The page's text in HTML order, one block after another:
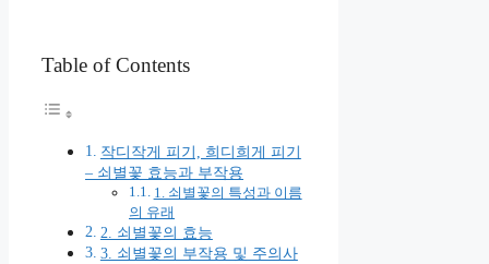
Table of Contents
작디작게 피기, 희디희게 피기
– 쇠별꽃 효능과 부작용
1. 쇠별꽃의 특성과 이름
의 유래
2. 쇠별꽃의 효능
3. 쇠별꽃의 부작용 및 주의사